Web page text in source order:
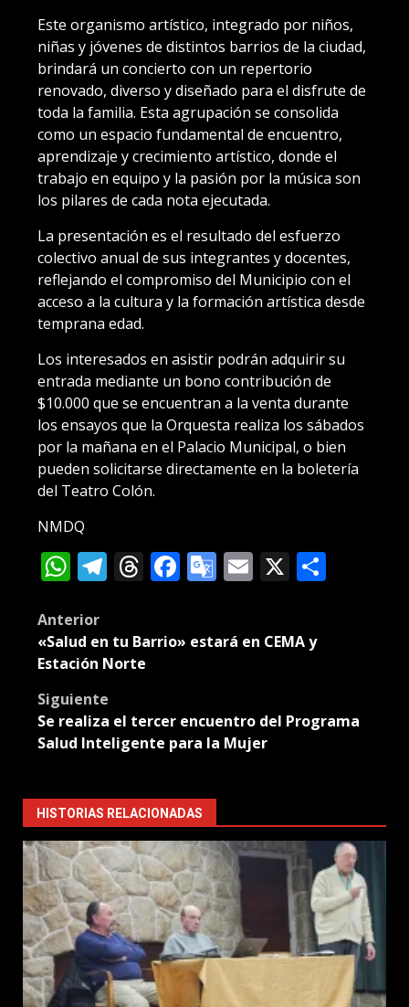
Este organismo artístico, integrado por niños,
niñas y jóvenes de distintos barrios de la ciudad,
brindará un concierto con un repertorio
renovado, diverso y diseñado para el disfrute de
toda la familia. Esta agrupación se consolida
como un espacio fundamental de encuentro,
aprendizaje y crecimiento artístico, donde el
trabajo en equipo y la pasión por la música son
los pilares de cada nota ejecutada.
La presentación es el resultado del esfuerzo
colectivo anual de sus integrantes y docentes,
reflejando el compromiso del Municipio con el
acceso a la cultura y la formación artística desde
temprana edad.
Los interesados en asistir podrán adquirir su
entrada mediante un bono contribución de
$10.000 que se encuentran a la venta durante
los ensayos que la Orquesta realiza los sábados
por la mañana en el Palacio Municipal, o bien
pueden solicitarse directamente en la boletería
del Teatro Colón.
NMDQ
WhatsApp
Telegram
Threads
Facebook
Google
Translate
Email
X
Post
navigation
Anterior
«Salud en tu Barrio» estará en CEMA y
Estación Norte
Siguiente
Se realiza el tercer encuentro del Programa
Salud Inteligente para la Mujer
HISTORIAS RELACIONADAS